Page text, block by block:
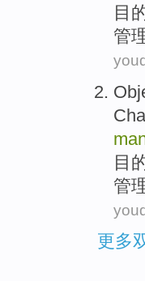
目
管
目
管
更多